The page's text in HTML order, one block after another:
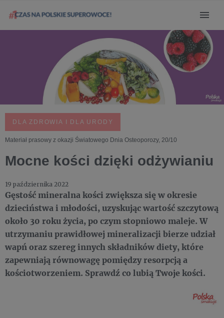
DLA ZDROWIA I DLA URODY
Materiał prasowy z okazji Światowego Dnia Osteoporozy, 20/10
Mocne kości dzięki odżywianiu
19 października 2022
Gęstość mineralna kości zwiększa się w okresie
dzieciństwa i młodości, uzyskując wartość szczytową
około 30 roku życia, po czym stopniowo maleje. W
utrzymaniu prawidłowej mineralizacji bierze udział
wapń oraz szereg innych składników diety, które
zapewniają równowagę pomiędzy resorpcją a
kościotworzeniem. Sprawdź co lubią Twoje kości.